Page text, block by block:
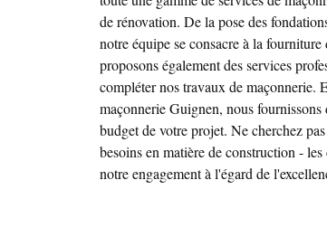
de rénovation. De la pose des
notre équipe se consacre à la
proposons également des services
compléter nos travaux de maçonnerie.
maçonnerie Guignen, nous
budget de votre projet. Ne cherchez
besoins en matière de construction -
notre engagement à l'égard de